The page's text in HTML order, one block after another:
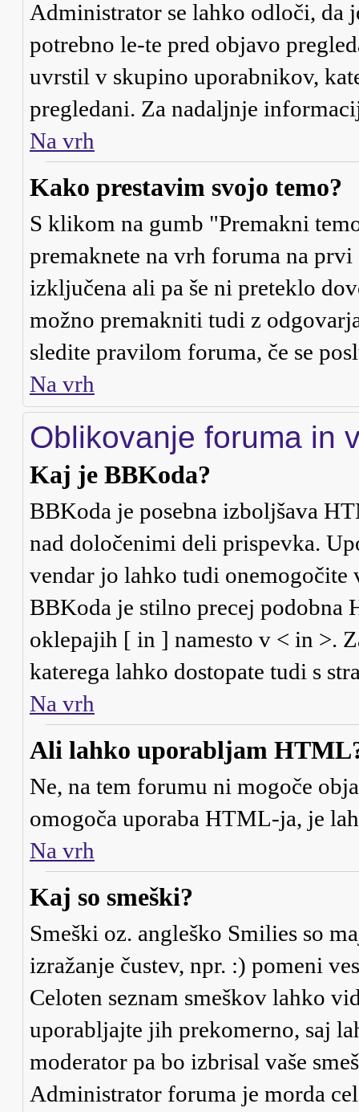
Administrator se lahko odloči, da
potrebno le-te pred objavo
uvrstil v skupino uporabnikov,
pregledani. Za nadaljnje
Na vrh
Kako prestavim svojo temo?
S klikom na gumb "Premakni
premaknete na vrh foruma na
izključena ali pa še ni preteklo
možno premakniti tudi z
sledite pravilom foruma, če se
Na vrh
Oblikovanje foruma in
Kaj je BBKoda?
BBKoda je posebna izboljšava
nad določenimi deli prispevka.
vendar jo lahko tudi onemogočite
BBKoda je stilno precej
oklepajih [ in ] namesto v < in >.
katerega lahko dostopate tudi s
Na vrh
Ali lahko uporabljam
Ne, na tem forumu ni mogoče
omogoča uporaba HTML-ja, je
Na vrh
Kaj so smeški?
Smeški oz. angleško Smilies so
izražanje čustev, npr. :) pomeni
Celoten seznam smeškov lahko
uporabljajte jih prekomerno, saj
moderator pa bo izbrisal vaše
Administrator foruma je morda